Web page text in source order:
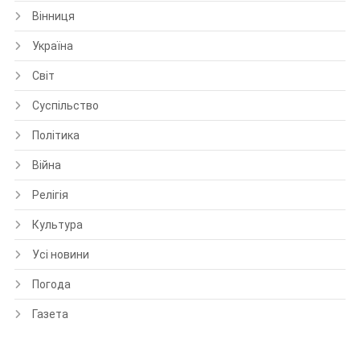
Вінниця
Україна
Світ
Суспільство
Політика
Війна
Релігія
Культура
Усі новини
Погода
Газета